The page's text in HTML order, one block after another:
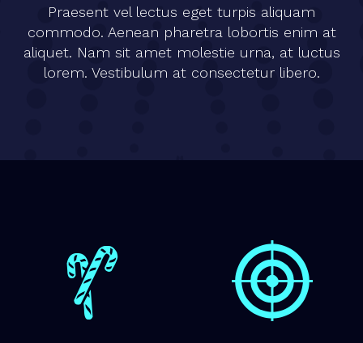
Praesent vel lectus eget turpis aliquam
commodo. Aenean pharetra lobortis enim at
aliquet. Nam sit amet molestie urna, at luctus
lorem. Vestibulum at consectetur libero.